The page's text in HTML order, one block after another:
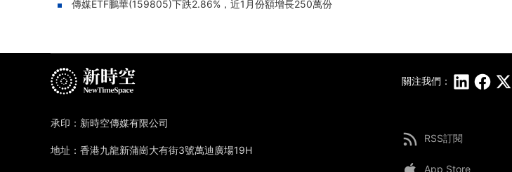
傳媒ETF鵬華(159805)下跌2.86%，近1月份額增長250萬份
關注我們：
RSS訂閱
App Store
承印：新時空傳媒有限公司
地址：香港九龍新蒲崗大有街3號萬迪廣場19H